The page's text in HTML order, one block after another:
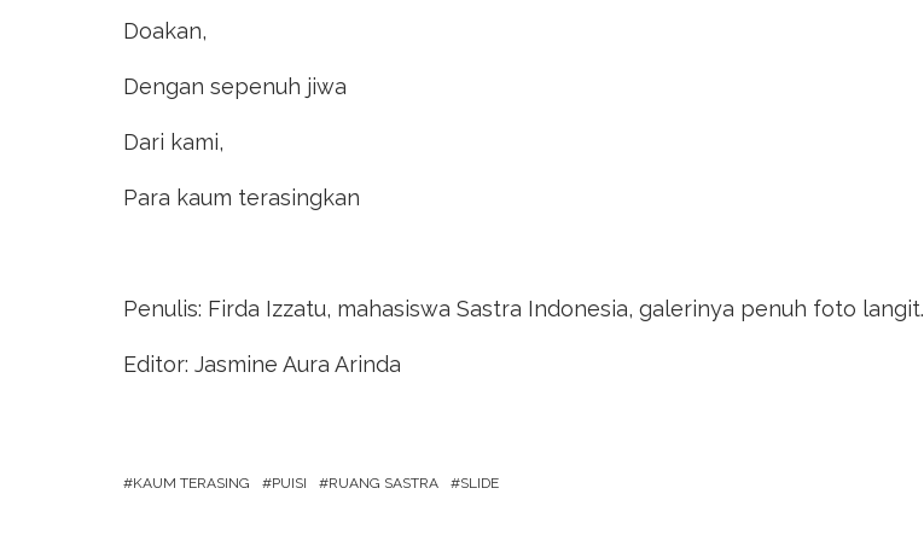
Doakan,
Dengan sepenuh jiwa
Dari kami,
Para kaum terasingkan
Penulis: Firda Izzatu, mahasiswa Sastra Indonesia, galerinya penuh foto langit.
Editor: Jasmine Aura Arinda
KAUM TERASING PUISI RUANG SASTRA SLIDE